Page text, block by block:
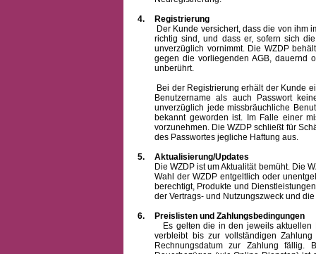
4.
Registrierung
Der Kunde versichert, dass die von ihm
richtig sind, und dass er, sofern sich
unverzüglich vornimmt. Die WZDP
gegen die vorliegenden AGB, dauernd
unberührt.
Bei der Registrierung erhält der Kunde
Benutzernameals auch Passwort
unverzüglich jede missbräuchliche
bekannt geworden ist. Im Falle einer
vorzunehmen. Die WZDP schließt für
des Passwortes jegliche Haftung aus.
5.
Aktualisierung/Updates
Die WZDP ist um Aktualität bemüht. Die
Wahl der WZDP entgeltlich oder
berechtigt, Produkte und
der Vertrags- und Nutzungszweck und
6.
Preislisten und Zahlungsbedingungen
Es gelten die in den jeweils aktuellen
verbleibt bis zur vollständigen
Rechnungsdatum zur Zahlung fällig.